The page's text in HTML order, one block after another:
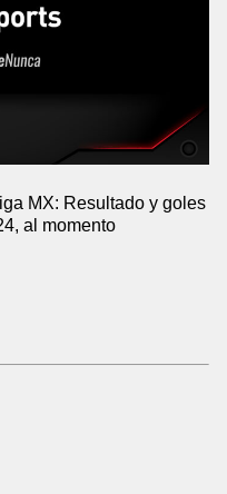
MX: Resultado y goles
al momento